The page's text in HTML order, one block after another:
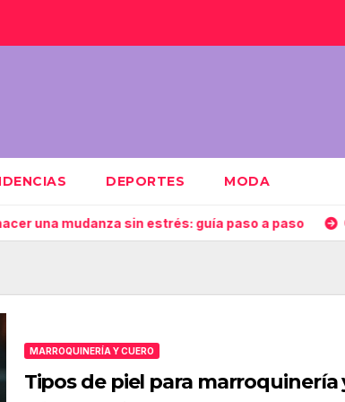
DEPORTES MODA
sin estrés: guía paso a paso Cómo elegir
MARROQUINERÍA Y CUERO
Tipos de piel para marroquinería